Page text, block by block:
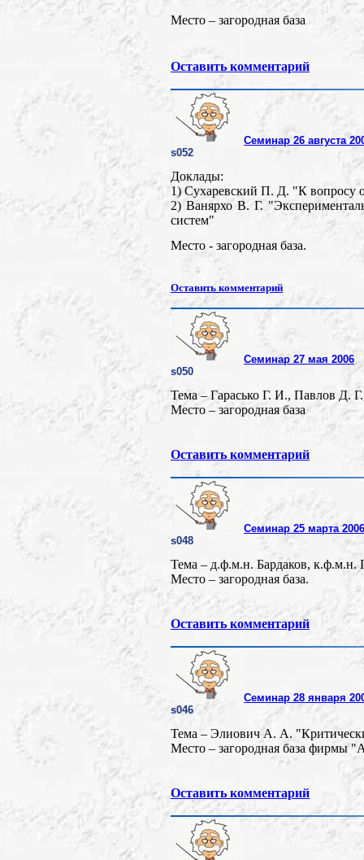
Место – загородная база
Оставить комментарий
Семинар 26 августа
s052
Доклады:
1) Сухаревский П. Д. "К вопросу
2) Ванярхо В. Г.
систем"
Место - загородная база.
Оставить комментарий
Семинар 27 мая 2006
s050
Тема – Гарасько Г. И., Павлов Д.
Место – загородная база
Оставить комментарий
Семинар 25 марта 2006
s048
Тема – д.ф.м.н. Бардаков,
Место – загородная база.
Оставить комментарий
Семинар 28 января
s046
Тема – Элиович А. А.
Место – загородная база фирмы
Оставить комментарий